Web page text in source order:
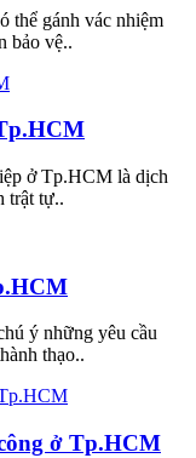
thể gánh vác nhiệm
bảo vệ..
ở Tp.HCM là dịch
trật tự..
ý những yêu cầu
thạo..
ở Tp.HCM